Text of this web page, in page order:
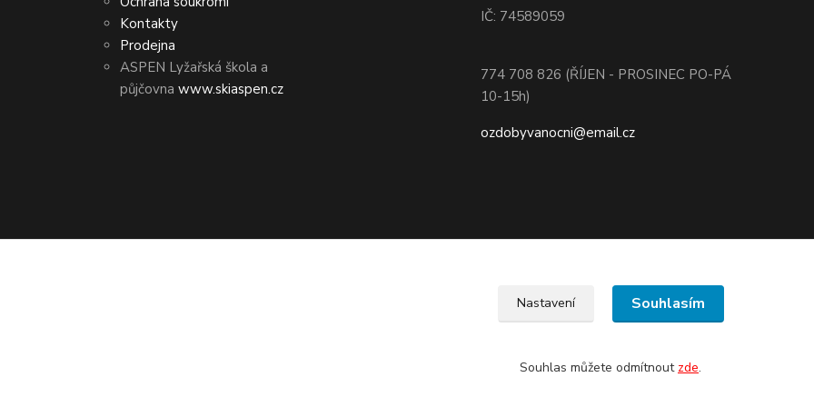
Kontakty
Prodejna
ASPEN Lyžařská škola a
půjčovna www.skiaspen.cz
IČ: 74589059
774 708 826 (ŘÍJEN - PROSINEC PO-PÁ
10-15h)
ozdobyvanocni@email.cz
Nastavení Souhlasím
Souhlas můžete odmítnout zde.